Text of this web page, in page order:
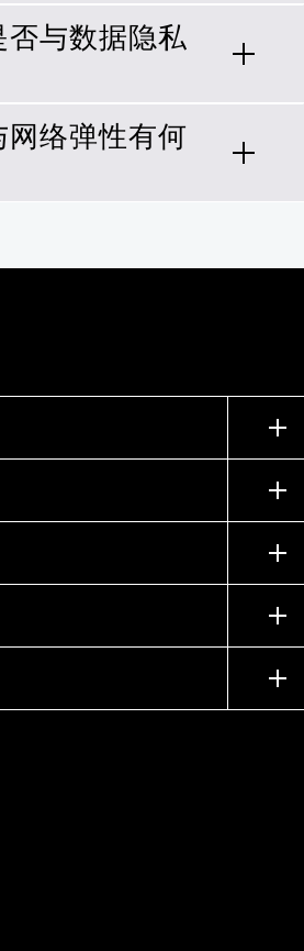
于防御网络威胁。网
与安全相结合，采用
保数据安全。
否与数据隐私
何确保数据安全相
部、恶意和意外威
、监控异常情况以及
面，数据隐私则侧重
GDPR 和 CCPA）。
网络弹性有何
您拥有哪种类型的数
据处理有不同的要求